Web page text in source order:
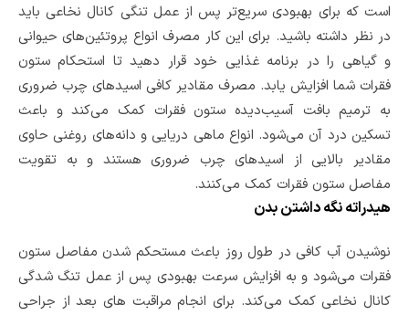
است که برای بهبودی سریع‌تر پس از عمل تنگی کانال نخاعی باید
در نظر داشته‌ باشید. برای این کار مصرف انواع پروتئین‌های حیوانی
و گیاهی را در برنامه غذایی خود قرار دهید تا استحکام ستون
فقرات شما افزایش یابد. مصرف مقادیر کافی اسیدهای چرب ضروری
به ترمیم بافت آسیب‌دیده ستون فقرات کمک می‌کند و باعث
تسکین درد آن می‌‌شود‌. انواع ماهی دریایی و دانه‌های روغنی حاوی
مقادیر بالایی از اسیدهای چرب ضروری هستند و به تقویت
مفاصل ستون فقرات کمک می‌کنند.
هیدراته نگه داشتن بدن
نوشیدن آب کافی در طول روز باعث مستحکم شدن مفاصل ستون
فقرات می‌شود و به افزایش سرعت بهبودی پس از عمل تنگ شدگی
کانال نخاعی کمک می‌کند. برای انجام مراقبت های بعد از جراحی